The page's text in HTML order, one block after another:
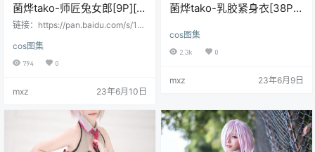
菌烨tako-师匠兔女郎[9P][免
费]
链接：https://pan.baidu.com/s/1Rj
码：nl4y 会员用户直接提取：
cos图集
794 0
mxz 23年6月10日
菌烨tako-乳胶紧身衣[38P-
cos图集
2.3k 0
mxz 23年6月9日